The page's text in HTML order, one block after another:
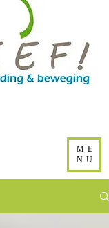
ME
NU